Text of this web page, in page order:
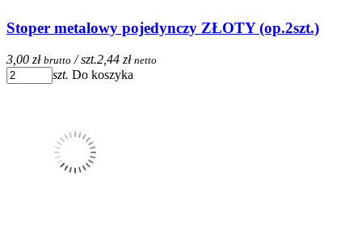
Stoper metalowy pojedynczy ZŁOTY (op.2szt.)
3,00 zł brutto / szt.2,44 zł netto
szt. Do koszyka